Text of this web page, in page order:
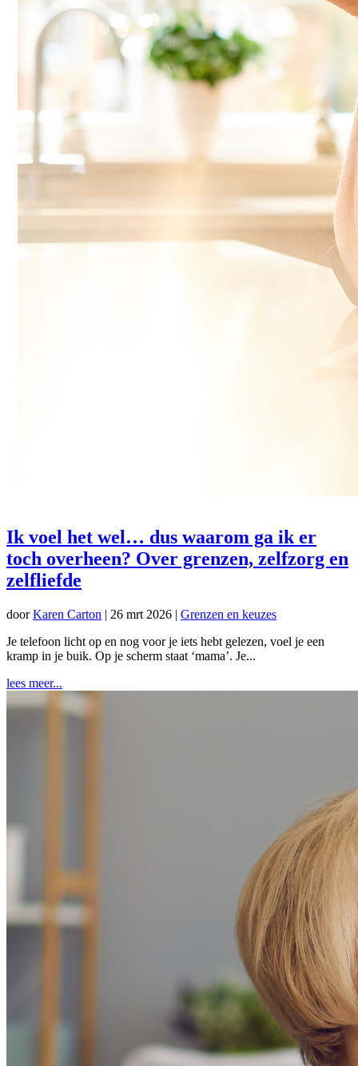
Ik voel het wel… dus waarom ga ik er
toch overheen? Over grenzen, zelfzorg en
zelfliefde
doorKaren Carton | 26 mrt 2026 | Grenzen en keuzes
Je telefoon licht op en nog voor je iets hebt gelezen, voel je een
kramp in je buik. Op je scherm staat ‘mama’. Je...
lees meer...